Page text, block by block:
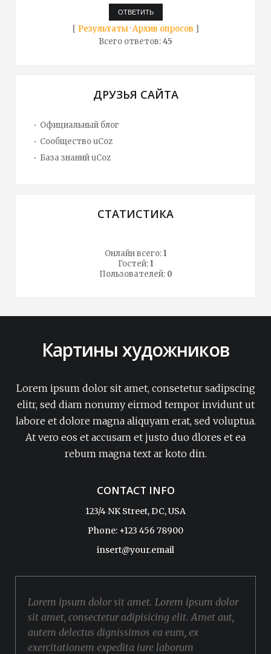
[ Результаты·Архив опросов ]
Всего ответов:45
ДРУЗЬЯ САЙТА
Официальный блог
Сообщество uCoz
База знаний uCoz
СТАТИСТИКА
Онлайн всего:1
Гостей:1
Пользователей: 0
Картины художников
Lorem ipsum dolor sit amet, consetetur sadipscing
elitr, sed diam nonumy eirmod tempor invidunt ut
labore et dolore magna aliquyam erat, sed voluptua.
At vero eos et accusam et justo duo dlores et ea
rebum magna text ar koto din.
CONTACT INFO
123/4 NK Street, DC, USA
Phone: +123 456 78900
insert@your.email
Lorem ipsum dolor sit amet. Lorem ipsum dolor
sit amet, consectetur adipisicing elit. Amet aut,
autem delectus dignissimos ea eum, ex
exercitationem expedita iure laborum